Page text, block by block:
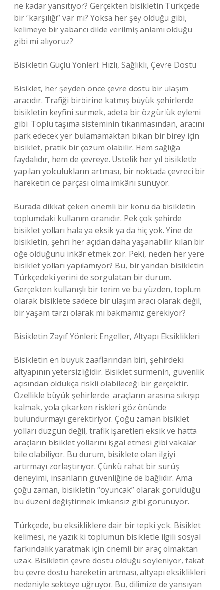
ne kadar yansıtıyor? Gerçekten bisikletin Türkçede
bir “karşılığı” var mı? Yoksa her şey olduğu gibi,
kelimeye bir yabancı dilde verilmiş anlamı olduğu
gibi mi alıyoruz?
Bisikletin Güçlü Yönleri: Hızlı, Sağlıklı, Çevre Dostu
Bisiklet, her şeyden önce çevre dostu bir ulaşım
aracıdır. Trafiği birbirine katmış büyük şehirlerde
bisikletin keyfini sürmek, adeta bir özgürlük eylemi
gibi. Toplu taşıma sisteminin tıkanmasından, aracını
park edecek yer bulamamaktan bıkan bir birey için
bisiklet, pratik bir çözüm olabilir. Hem sağlığa
faydalıdır, hem de çevreye. Üstelik her yıl bisikletle
yapılan yolculukların artması, bir noktada çevreci bir
hareketin de parçası olma imkânı sunuyor.
Burada dikkat çeken önemli bir konu da bisikletin
toplumdaki kullanım oranıdır. Pek çok şehirde
bisiklet yolları hala ya eksik ya da hiç yok. Yine de
bisikletin, şehri her açıdan daha yaşanabilir kılan bir
öğe olduğunu inkâr etmek zor. Peki, neden her yere
bisiklet yolları yapılamıyor? Bu, bir yandan bisikletin
Türkçedeki yerini de sorgulatan bir durum.
Gerçekten kullanışlı bir terim ve bu yüzden, toplum
olarak bisiklete sadece bir ulaşım aracı olarak değil,
bir yaşam tarzı olarak mı bakmamız gerekiyor?
Bisikletin Zayıf Yönleri: Engeller, Altyapı Eksiklikleri
Bisikletin en büyük zaaflarından biri, şehirdeki
altyapının yetersizliğidir. Bisiklet sürmenin, güvenlik
açısından oldukça riskli olabileceği bir gerçektir.
Özellikle büyük şehirlerde, araçların arasına sıkışıp
kalmak, yola çıkarken riskleri göz önünde
bulundurmayı gerektiriyor. Çoğu zaman bisiklet
yolları düzgün değil, trafik işaretleri eksik ve hatta
araçların bisiklet yollarını işgal etmesi gibi vakalar
bile olabiliyor. Bu durum, bisiklete olan ilgiyi
artırmayı zorlaştırıyor. Çünkü rahat bir sürüş
deneyimi, insanların güvenliğine de bağlıdır. Ama
çoğu zaman, bisikletin “oyuncak” olarak görüldüğü
bu düzeni değiştirmek imkansız gibi görünüyor.
Türkçede, bu eksikliklere dair bir tepki yok. Bisiklet
kelimesi, ne yazık ki toplumun bisikletle ilgili sosyal
farkındalık yaratmak için önemli bir araç olmaktan
uzak. Bisikletin çevre dostu olduğu söyleniyor, fakat
bu çevre dostu hareketin artması, altyapı eksiklikleri
nedeniyle sekteye uğruyor. Bu, dilimize de yansıyan